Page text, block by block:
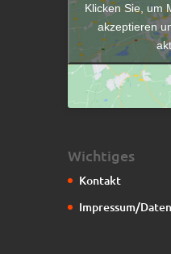
Klicken Sie, um
akzeptieren
Wichtiges
Kontakt
Impressum/